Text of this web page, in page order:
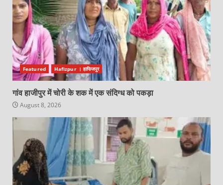
Featured Hafizpur । हाफिजपुर
गांव हाजीपुर में चोरी के शक में एक संदिग्ध को पकड़ा
August 8, 2026